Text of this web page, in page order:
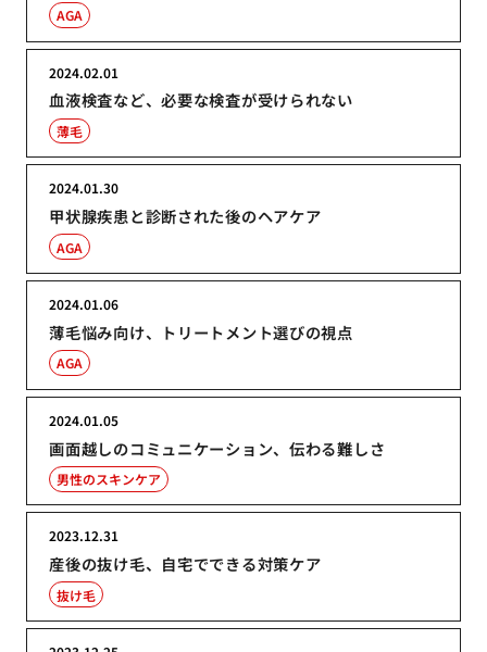
AGA
血液検査など、必要な検査が受けられない
2024.02.01
薄毛
甲状腺疾患と診断された後のヘアケア
2024.01.30
AGA
薄毛悩み向け、トリートメント選びの視点
2024.01.06
AGA
画面越しのコミュニケーション、伝わる難しさ
2024.01.05
男性のスキンケア
産後の抜け毛、自宅でできる対策ケア
2023.12.31
抜け毛